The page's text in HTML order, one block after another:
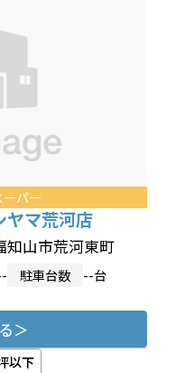
パー
ヤマ荒河店
知山市荒河東町
駐車台数
--台
以下